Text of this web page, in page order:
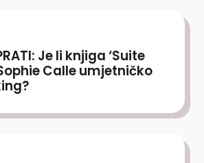
Je li knjiga ‘Suite
Calle umjetničko